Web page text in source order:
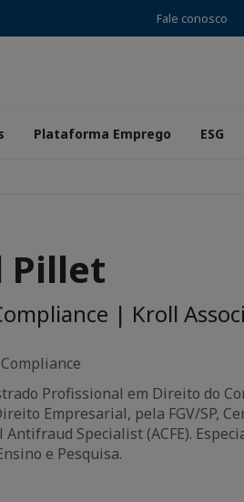
Fale conosco
Plataforma Emprego ESG
Pillet
| Kroll
Profissional em Direito do
Empresarial, pela FGV/SP,
Specialist (ACFE).
e Pesquisa.